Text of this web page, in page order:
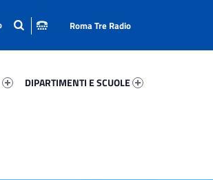
DIPARTIMENTI E SCUOLE
Roma Tre Radio